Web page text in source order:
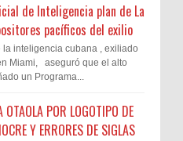
de Inteligencia plan de La
pacíficos del exilio
la inteligencia cubana , exiliado
Miami, aseguró que el alto
un Programa...
POR LOGOTIPO DE
Y ERRORES DE SIGLAS